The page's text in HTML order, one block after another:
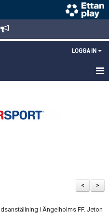
LOGGA IN
>
<
i Ängelholms FF. Jeton